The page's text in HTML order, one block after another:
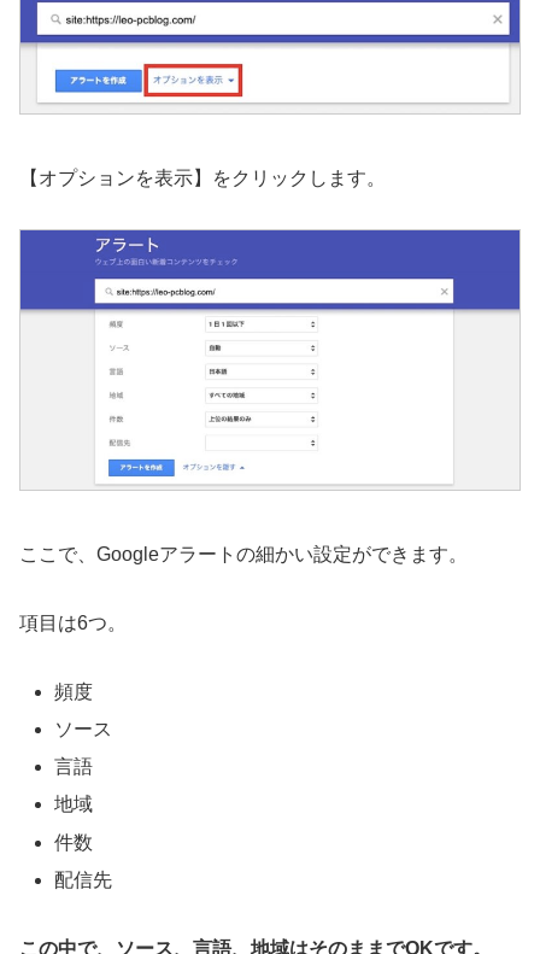
【オプションを表示】をクリックします。
ここで、Googleアラートの細かい設定ができます。
項目は6つ。
頻度
ソース
言語
地域
件数
配信先
この中で、ソース、言語、地域はそのままでOKです。